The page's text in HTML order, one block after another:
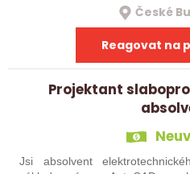
České
Reagovat na
Projektant
Jsi absolvent